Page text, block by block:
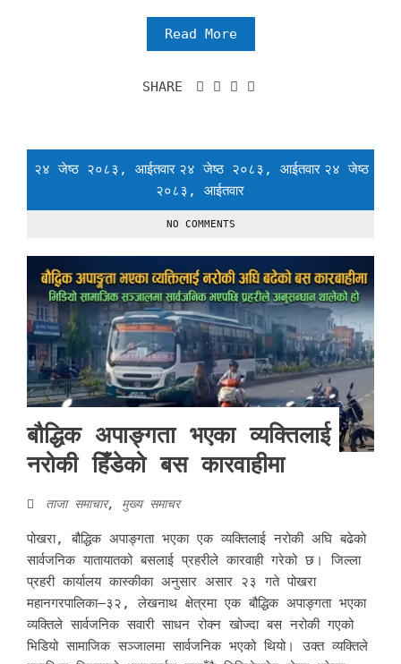
Read More
SHARE
२४ जेष्ठ २०८३, आईतवार २४ जेष्ठ २०८३, आईतवार २४ जेष्ठ
२०८३, आईतवार
NO COMMENTS
बौद्धिक अपाङ्गता भएका व्यक्तिलाई
नरोकी हिँडेको बस कारवाहीमा
ताजा समाचार, मुख्य समाचर
पोखरा, बौद्धिक अपाङ्गता भएका एक व्यक्तिलाई नरोकी अघि बढेको
सार्वजनिक यातायातको बसलाई प्रहरीले कारवाही गरेको छ। जिल्ला
प्रहरी कार्यालय कास्कीका अनुसार असार २३ गते पोखरा
महानगरपालिका–३२, लेखनाथ क्षेत्रमा एक बौद्धिक अपाङ्गता भएका
व्यक्तिले सार्वजनिक सवारी साधन रोक्न खोज्दा बस नरोकी गएको
भिडियो सामाजिक सञ्जालमा सार्वजनिक भएको थियो। उक्त व्यक्तिले